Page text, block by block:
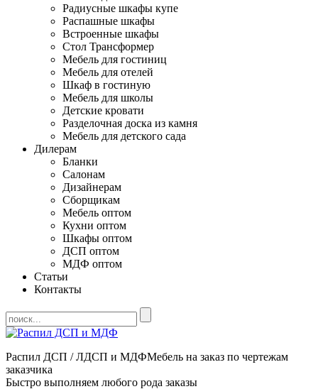
Радиусные шкафы купе
Распашные шкафы
Встроенные шкафы
Стол Трансформер
Мебель для гостиниц
Мебель для отелей
Шкаф в гостиную
Мебель для школы
Детские кровати
Разделочная доска из камня
Мебель для детского сада
Дилерам
Бланки
Салонам
Дизайнерам
Сборщикам
Мебель оптом
Кухни оптом
Шкафы оптом
ДСП оптом
МДФ оптом
Статьи
Контакты
Распил ДСП / ЛДСП и МДФМебель на заказ по чертежам
заказчика
Быстро выполняем любого рода заказы